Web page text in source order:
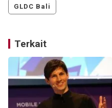
GLDC Bali
Terkait